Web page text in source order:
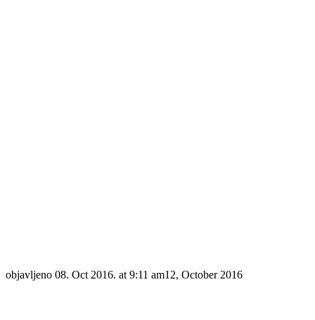
objavljeno 08. Oct 2016. at 9:11 am12, October 2016